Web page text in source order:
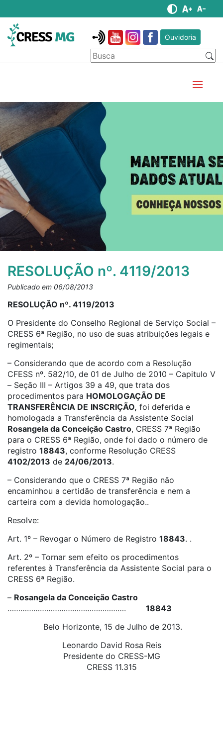
Ouvidoria
RESOLUÇÃO nº. 4119/2013
Publicado em 06/08/2013
RESOLUÇÃO nº. 4119/2013
O Presidente do Conselho Regional de Serviço Social –
CRESS 6ª Região, no uso de suas atribuições legais e
regimentais;
– Considerando que de acordo com a Resolução
CFESS nº. 582/10, de 01 de Julho de 2010 – Capitulo V
– Seção III – Artigos 39 a 49, que trata dos
procedimentos para HOMOLOGAÇÃO DE
TRANSFERÊNCIA DE INSCRIÇÃO, foi deferida e
homologada a Transferência da Assistente Social
Rosangela da Conceição Castro, CRESS 7ª Região
para o CRESS 6ª Região, onde foi dado o número de
registro 18843, conforme Resolução CRESS
4102/2013 de 24/06/2013.
– Considerando que o CRESS 7ª Região não
encaminhou a certidão de transferência e nem a
carteira com a devida homologação..
Resolve:
Art. 1º – Revogar o Número de Registro 18843. .
Art. 2º – Tornar sem efeito os procedimentos
referentes à Transferência da Assistente Social para o
CRESS 6ª Região.
– Rosangela da Conceição Castro
………………………………………………. 18843
Belo Horizonte, 15 de Julho de 2013.
Leonardo David Rosa Reis
Presidente do CRESS-MG
CRESS 11.315